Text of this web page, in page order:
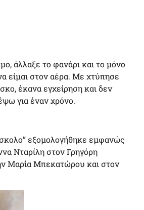
άλλαξε το φανάρι και το μόνο
είμαι στον αέρα. Με χτύπησε
έκανα εγχείρηση και δεν
για έναν χρόνο.
εξομολογήθηκε εμφανώς
Νταρίλη στον Γρηγόρη
Μαρία Μπεκατώρου και στον